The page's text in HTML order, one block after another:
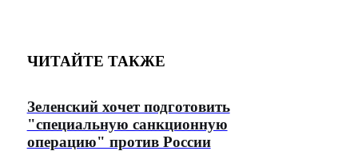
ЧИТАЙТЕ ТАКЖЕ
Зеленский хочет подготовить
"специальную санкционную
операцию" против России